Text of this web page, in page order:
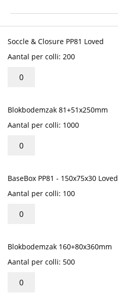
productitems
Soccle & Closure PP81 Loved
Aantal per colli: 200
Blokbodemzak 81+51x250mm
Aantal per colli: 1000
BaseBox PP81 - 150x75x30 Loved
Aantal per colli: 100
Blokbodemzak 160+80x360mm
Aantal per colli: 500
van
de
gallerij